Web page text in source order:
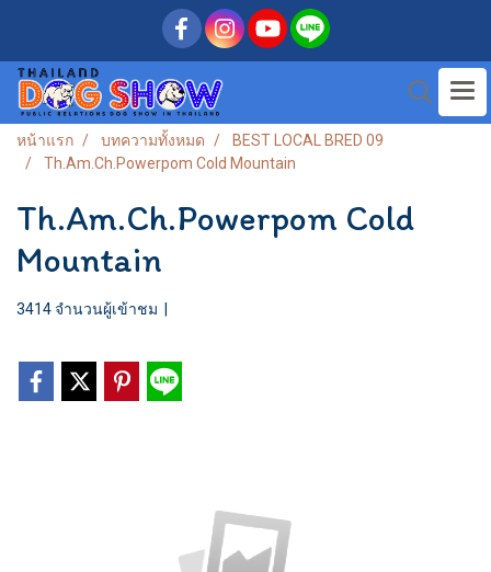
หน้าแรก บทความทั้งหมด
BEST LOCAL BRED 09
Th.Am.Ch.Powerpom Cold Mountain
Th.Am.Ch.Powerpom Cold
Mountain
3414 จำนวนผู้เข้าชม